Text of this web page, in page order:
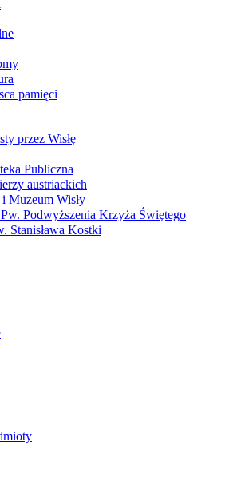
pamięci
przez Wisłę
Publiczna
austriackich
Wisły
Podwyższenia Krzyża Świętego
Stanisława Kostki